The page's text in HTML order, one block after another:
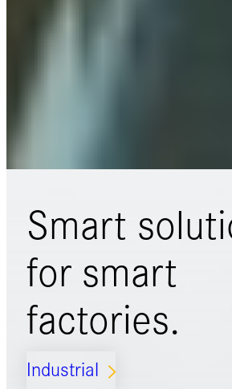
Smart
for smart
factories.
Industrial ARROW_FORWARD_IOS